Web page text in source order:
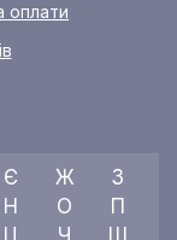
оплати
Є Ж
З
Н О
П
Ч